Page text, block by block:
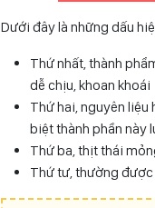
Dưới đây là những dấu
Thứ nhất, thành
dễ chịu, khoan khoái
Thứ hai, nguyên
biệt thành phần này
Thứ ba, thịt thái
Thứ tư, thường